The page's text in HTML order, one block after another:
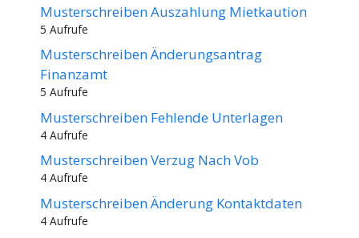
Musterschreiben Auszahlung Mietkaution
5 Aufrufe
Musterschreiben Änderungsantrag
Finanzamt
5 Aufrufe
Musterschreiben Fehlende Unterlagen
4 Aufrufe
Musterschreiben Verzug Nach Vob
4 Aufrufe
Musterschreiben Änderung Kontaktdaten
4 Aufrufe